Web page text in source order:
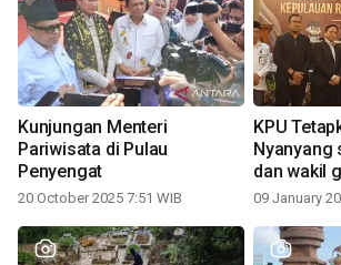
Kunjungan Menteri
Pariwisata di Pulau
Penyengat
20 October 2025 7:51 WIB
KPU
Nyanyang
dan wakil
periode
09 January